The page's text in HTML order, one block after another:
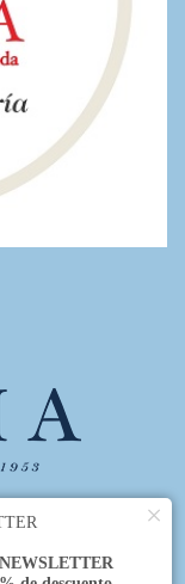
perfumería
premio otorgado
×